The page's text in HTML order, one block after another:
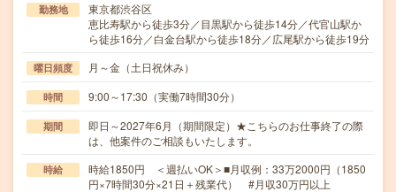
勤務地
東京都渋谷区
恵比寿駅から徒歩3分／目黒駅から徒歩14分／代官山駅か
ら徒歩16分／白金台駅から徒歩18分／広尾駅から徒歩19分
曜日頻度 月～金（土日祝休み）
時間 9:00～17:30（実働7時間30分）
期間
即日～2027年6月（期間限定）★こちらのお仕事終了の際
は、他案件のご相談もいたします。
時給
時給1850円 ＜週払いOK＞■月収例：33万2000円（1850
円×7時間30分×21日＋残業代） #月収30万円以上